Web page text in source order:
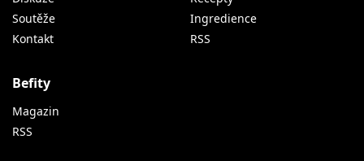
Soutěže
Kontakt
Ingredience
RSS
Befity
Magazin
RSS